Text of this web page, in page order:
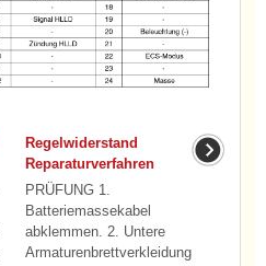
Regelwiderstand
Reparaturverfahren
PRÜFUNG 1.
Batteriemassekabel
abklemmen. 2. Untere
Armaturenbrettverkleidung